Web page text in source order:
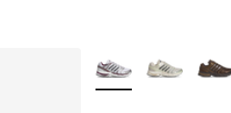
Plus de couleurs